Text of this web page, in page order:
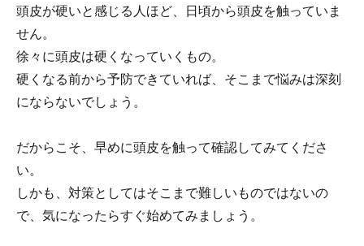
頭皮が硬いと感じる人ほど、日頃から頭皮を触っていま
せん。
徐々に頭皮は硬くなっていくもの。
硬くなる前から予防できていれば、そこまで悩みは深刻
にならないでしょう。
だからこそ、早めに頭皮を触って確認してみてくださ
い。
しかも、対策としてはそこまで難しいものではないの
で、気になったらすぐ始めてみましょう。